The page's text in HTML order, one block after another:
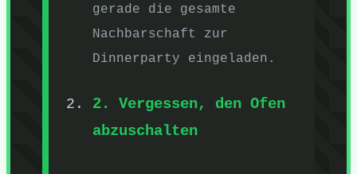
gerade die gesamte
Nachbarschaft zur
Dinnerparty eingeladen.
2. Vergessen, den Ofen
abzuschalten